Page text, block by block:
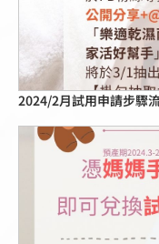
2024/2月試用申請步驟